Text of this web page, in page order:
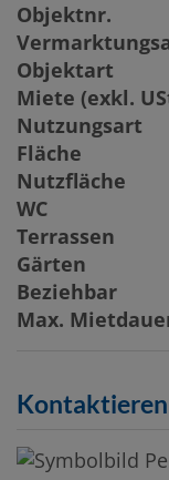
Objektnr.
Objektart
Miete (exkl.
Nutzungsart
Fläche
Nutzfläche
WC
Terrassen
Gärten
Beziehbar
Max.
Kontaktieren